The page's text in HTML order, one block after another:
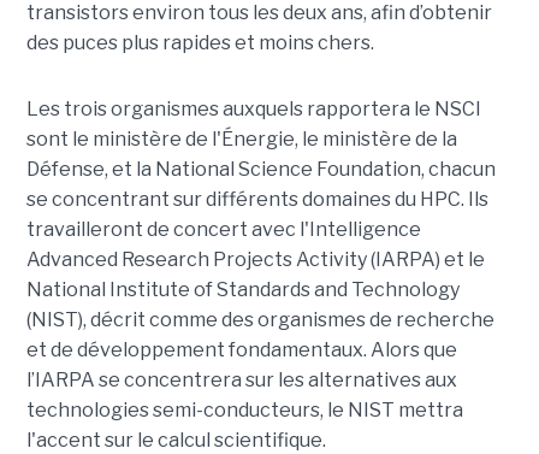
transistors environ tous les deux ans, afin d’obtenir
des puces plus rapides et moins chers.
Les trois organismes auxquels rapportera le NSCI
sont le ministère de l'Énergie, le ministère de la
Défense, et la National Science Foundation, chacun
se concentrant sur différents domaines du HPC. Ils
travailleront de concert avec l'Intelligence
Advanced Research Projects Activity (IARPA) et le
National Institute of Standards and Technology
(NIST), décrit comme des organismes de recherche
et de développement fondamentaux. Alors que
l’IARPA se concentrera sur les alternatives aux
technologies semi-conducteurs, le NIST mettra
l'accent sur le calcul scientifique.